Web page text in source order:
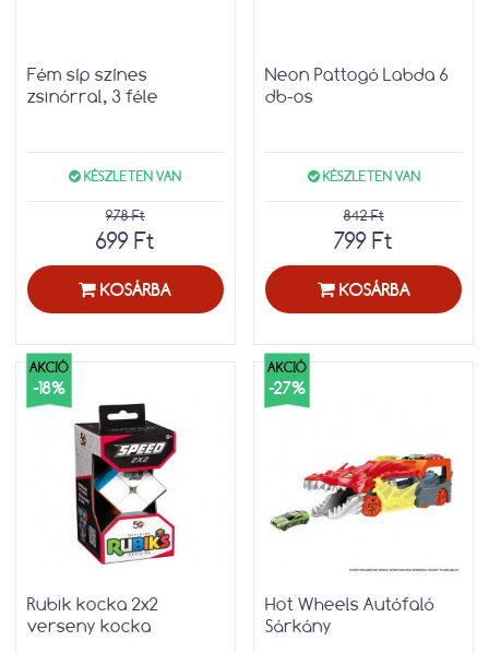
Fém síp színes
zsinórral, 3 féle
KÉSZLETEN VAN
978 Ft
699 Ft
KOSÁRBA
Neon Pattogó Labda 6
db-os
KÉSZLETEN VAN
842 Ft
799 Ft
KOSÁRBA
AKCIÓ
-18%
Rubik kocka 2x2
verseny kocka
AKCIÓ
-27%
Hot Wheels Autófaló
Sárkány